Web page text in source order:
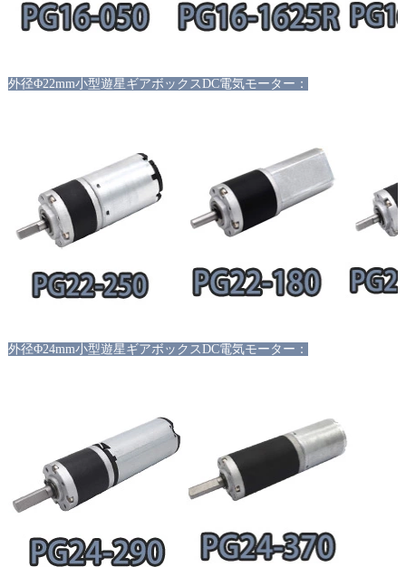
外径Φ22mm小型遊星ギアボックスDC電気モーター：
外径Φ24mm小型遊星ギアボックスDC電気モーター：